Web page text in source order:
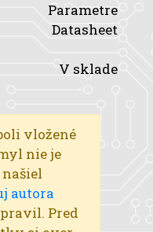
Parametre
Datasheet
V sklade
vložené
nie je
autora
Pred